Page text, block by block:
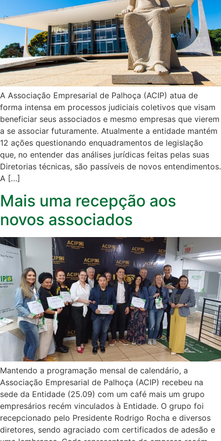
A Associação Empresarial de Palhoça (ACIP) atua de
forma intensa em processos judiciais coletivos que visam
beneficiar seus associados e mesmo empresas que vierem
a se associar futuramente. Atualmente a entidade mantém
12 ações questionando enquadramentos de legislação
que, no entender das análises jurídicas feitas pelas suas
Diretorias técnicas, são passíveis de novos entendimentos.
A […]
Mais uma recepção aos
novos associados
Mantendo a programação mensal de calendário, a
Associação Empresarial de Palhoça (ACIP) recebeu na
sede da Entidade (25.09) com um café mais um grupo
empresários recém vinculados à Entidade. O grupo foi
recepcionado pelo Presidente Rodrigo Rocha e diversos
diretores, sendo agraciado com certificados de adesão e